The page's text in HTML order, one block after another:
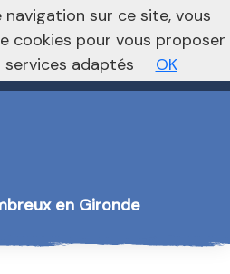
Vers le site national
en Gironde
sur ce site, vous
cookies pour vous proposer
adaptés
OK